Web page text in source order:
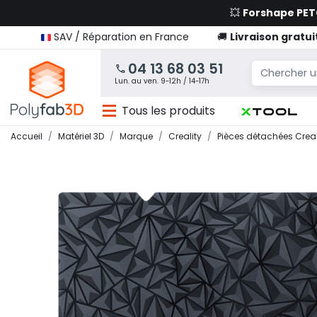
💥 Forshape
SAV / Réparation en France
🚚 Livraison
04 13 68 03 51
Lun. au ven. 9-12h / 14-17h
Tous les produits
Accueil Matériel 3D Marque Creality Pièces détachées